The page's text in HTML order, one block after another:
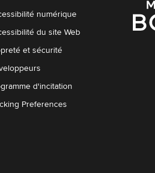
numérique
du site Web
et sécurité
d'incitation
Preferences